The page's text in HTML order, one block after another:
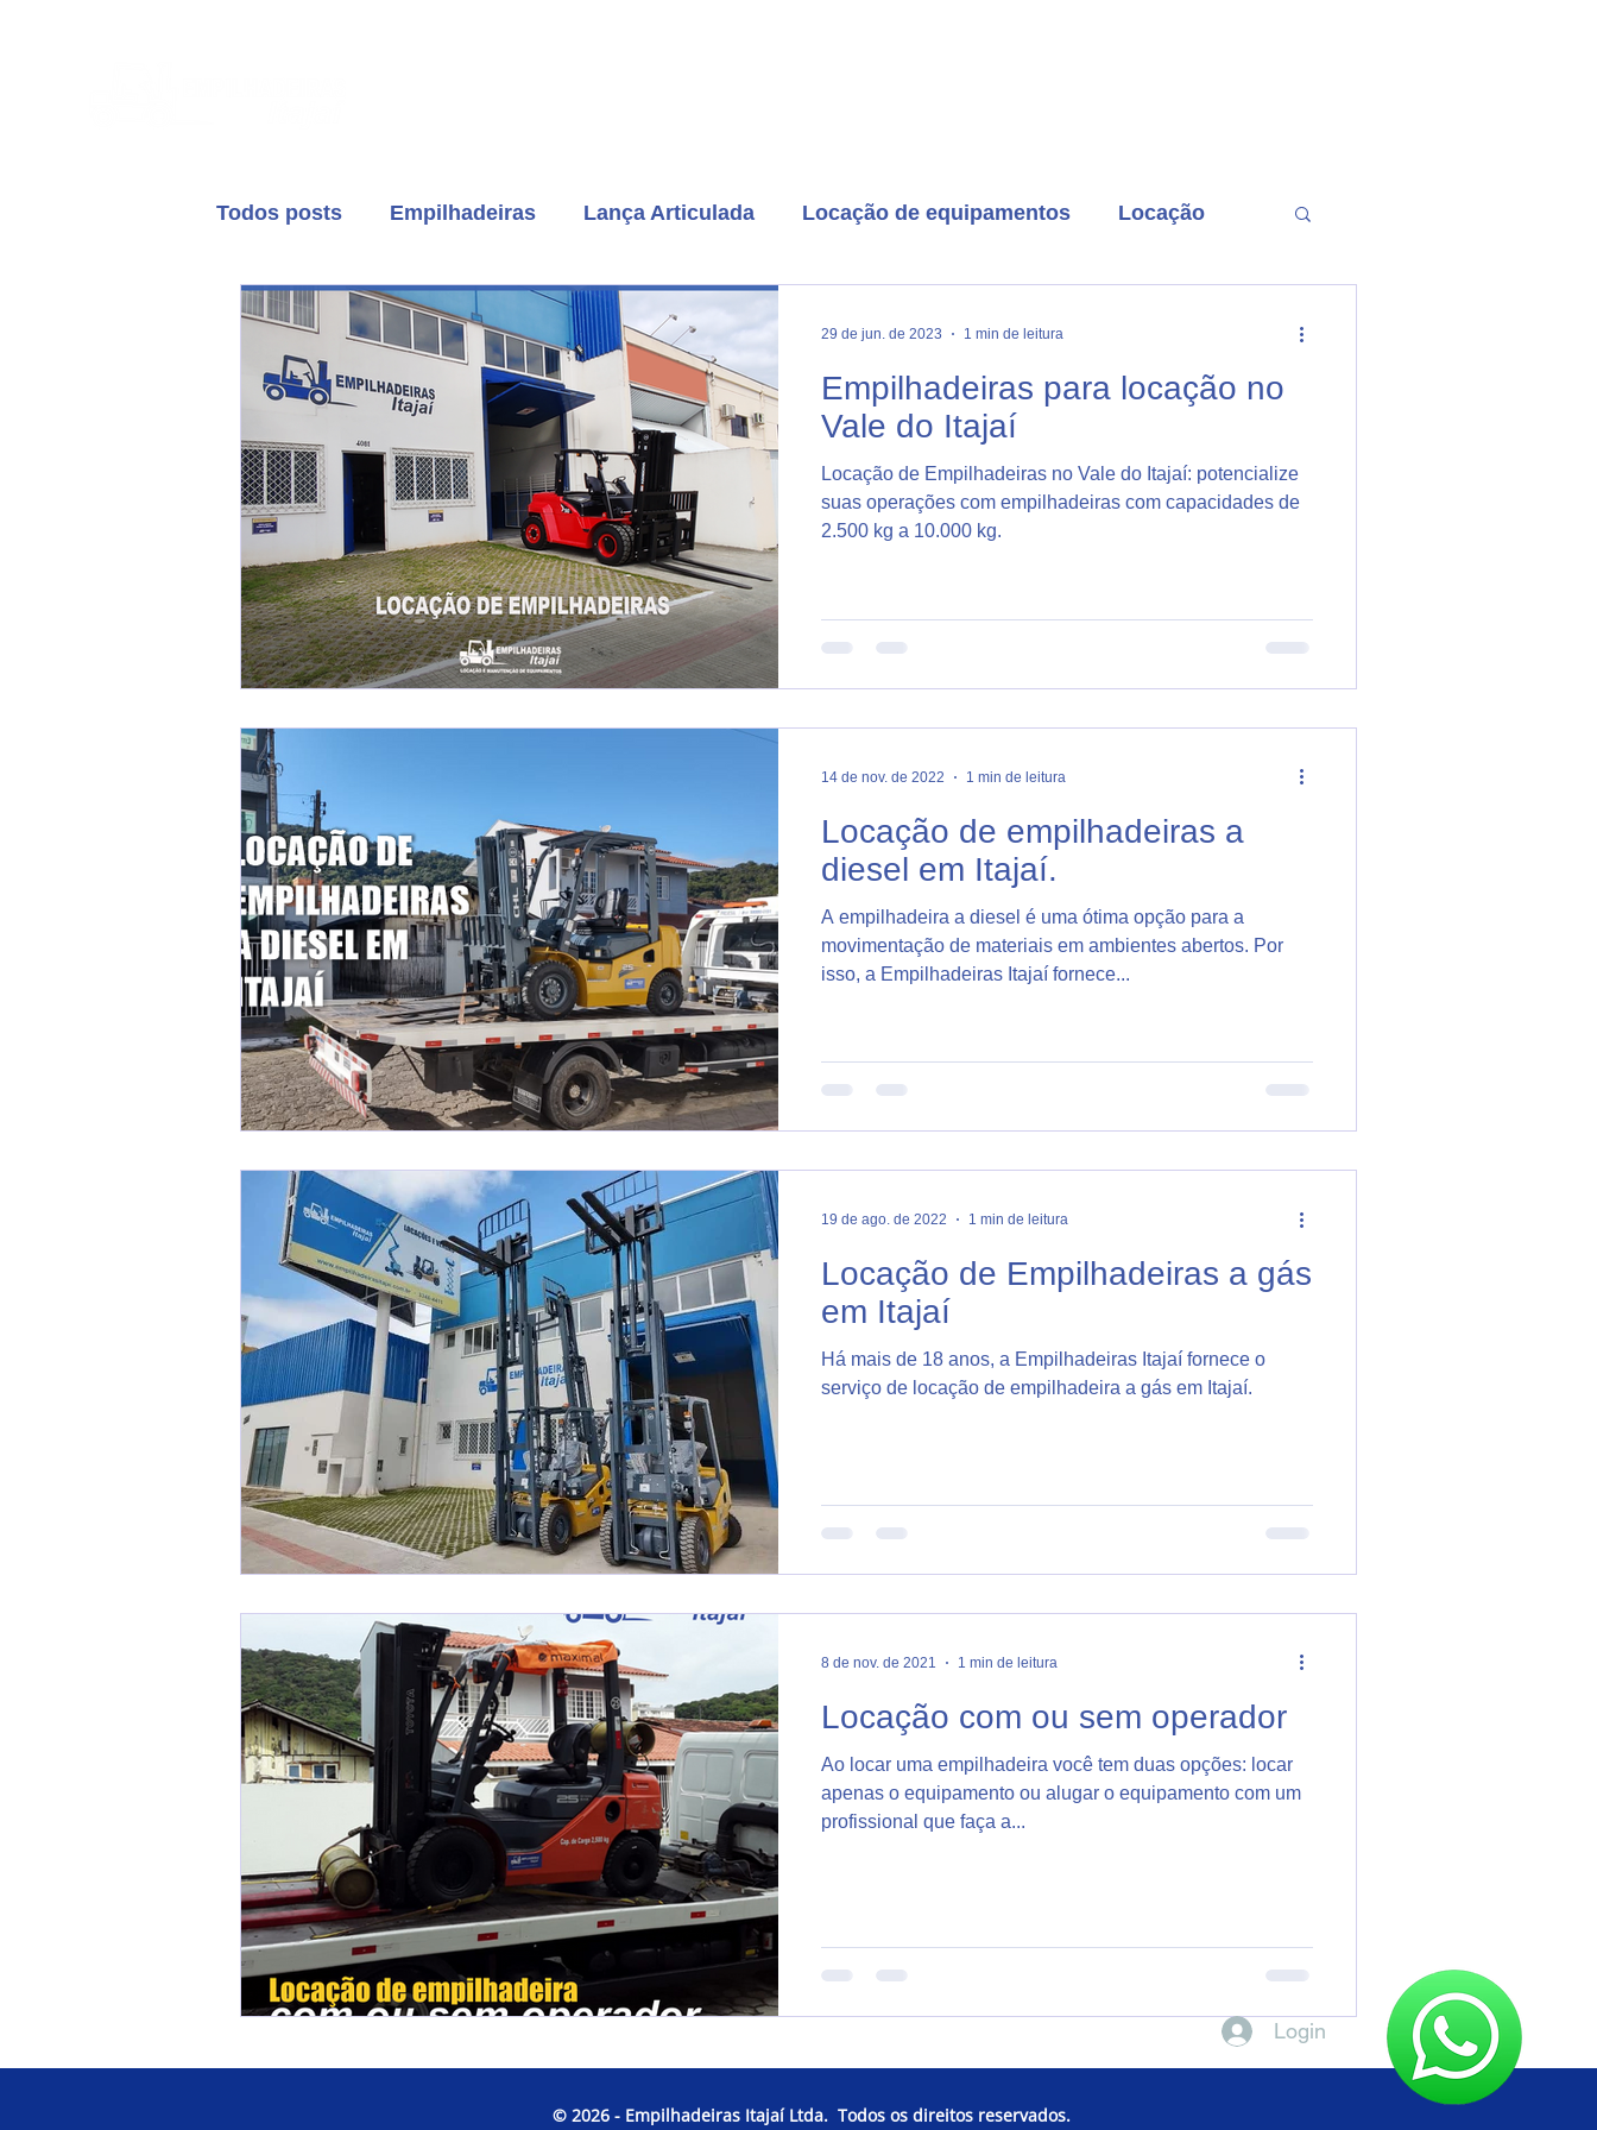
Todos posts Empilhadeiras Lança Articulada Locação de equipamentos Locação
Empilhadeiras Usadas Locação de empilhadeira com operado
Plataforma elevatória Logística Locação de empilhadeira sem operado
Locação de empilhadeira Manutenção de equipamentos
Empilhadeiras para locação no
Vale do Itajaí
Locação de Empilhadeiras no Vale do Itajaí: potencialize
suas operações com empilhadeiras com capacidades de
2.500 kg a 10.000 kg.
29 de jun. de 2023 1 min de leitura
Locação de empilhadeiras a
diesel em Itajaí.
A empilhadeira a diesel é uma ótima opção para a
movimentação de materiais em ambientes abertos. Por
isso, a Empilhadeiras Itajaí fornece...
14 de nov. de 2022 1 min de leitura
Locação de Empilhadeiras a gás
em Itajaí
Há mais de 18 anos, a Empilhadeiras Itajaí fornece o
serviço de locação de empilhadeira a gás em Itajaí.
19 de ago. de 2022 1 min de leitura
Locação com ou sem operador
Ao locar uma empilhadeira você tem duas opções: locar
apenas o equipamento ou alugar o equipamento com um
profissional que faça a...
8 de nov. de 2021 1 min de leitura
Login
© 2026 - Empilhadeiras Itajaí Ltda. Todos os direitos reservados.